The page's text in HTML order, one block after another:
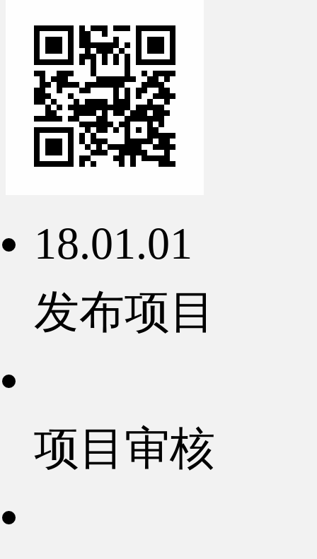
18.01.01
发布项目
项目审核